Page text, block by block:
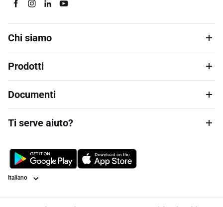
Chi siamo
Prodotti
Documenti
Ti serve aiuto?
Lingua